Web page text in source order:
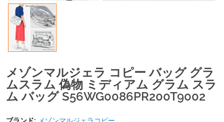
メゾンマルジェラ コピー バッグ グラ
ムスラム 偽物 ミディアム グラム スラ
ム バッグ S56WG0086PR200T9002
ブランド: メゾンマルジェラコピー